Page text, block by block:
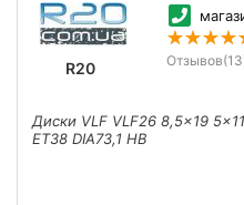
R20 Отзывов
Диски VLF VLF26 8,5x19
ET38 DIA73,1 HB